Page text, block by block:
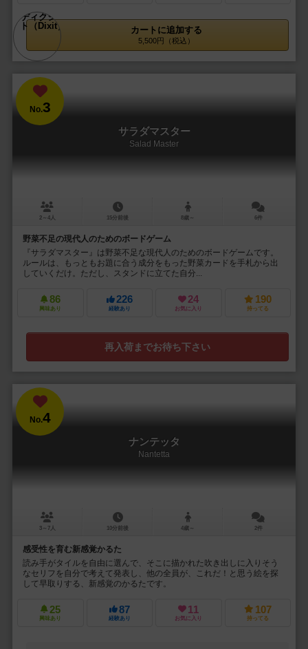
カートに追加する
5,500円（税込）
No.3
サラダマスター
Salad Master
2～4人 15分前後 8歳～ 6件
野菜不足の現代人のためのボードゲーム
『サラダマスター』は野菜不足な現代人のためのボードゲームです。
ルールは、もっともお題に合う成分をもった野菜カードを手札から出
していくだけ。ただし、スタンドに立てた自分...
86
興味あり
226
経験あり
24
お気に入り
190
持ってる
再入荷までお待ち下さい
No.4
ナンテッタ
Nantetta
3～7人 10分前後 4歳～ 2件
感受性を育む新感覚かるた
読み手がタイルを自由に選んで、そこに描かれた吹き出しに入りそう
なセリフを自分で考えて発表し、他の全員が、これだ！と思う絵を探
して早取りする、新感覚のかるたです。
25
興味あり
87
経験あり
11
お気に入り
107
持ってる